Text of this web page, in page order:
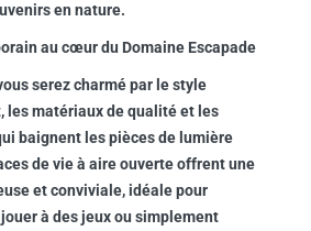
en nature.
au cœur du Domaine Escapade
serez charmé par le style
les matériaux de qualité et les
baignent les pièces de lumière
de vie à aire ouverte offrent une
et conviviale, idéale pour
à des jeux ou simplement